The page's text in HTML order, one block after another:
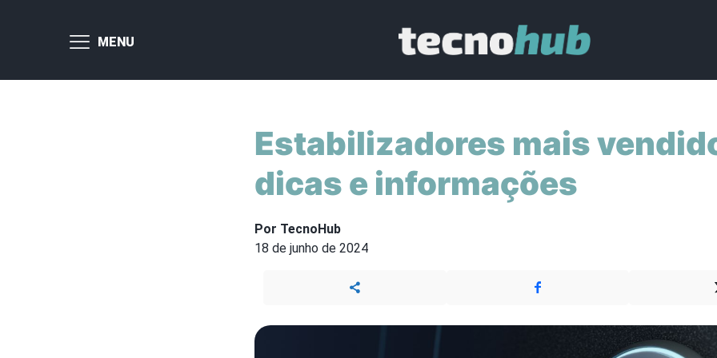
MENU
Estabilizadores mais
dicas e informações
Por TecnoHub
18 de junho de 2024